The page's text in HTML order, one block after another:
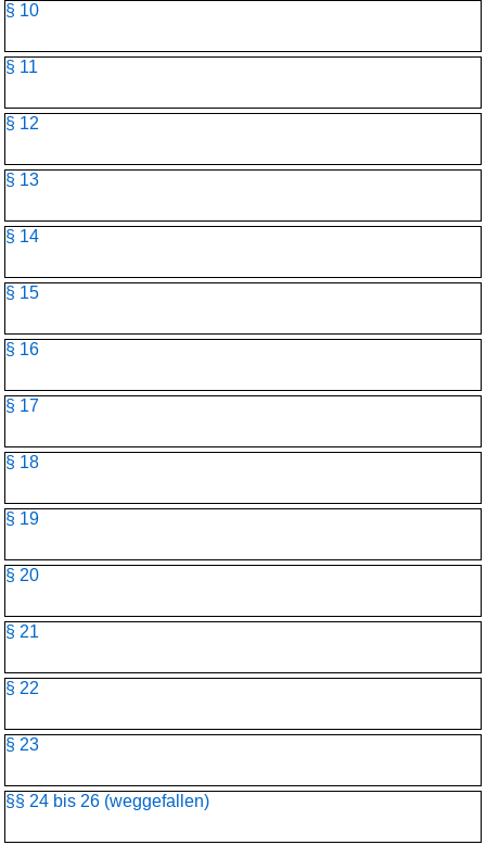
§ 10
§ 11
§ 12
§ 13
§ 14
§ 15
§ 16
§ 17
§ 18
§ 19
§ 20
§ 21
§ 22
§ 23
§§ 24 bis 26 (weggefallen)